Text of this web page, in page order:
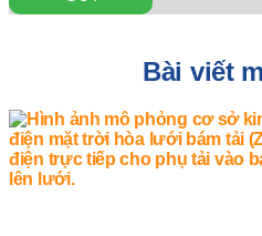
Bài viết